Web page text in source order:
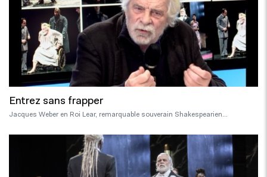
Entrez sans frapper
Jacques Weber en Roi Lear, remarquable souverain Shakespearien…